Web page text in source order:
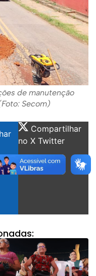
de manutenção
Secom)
Compartilhar
no X Twitter